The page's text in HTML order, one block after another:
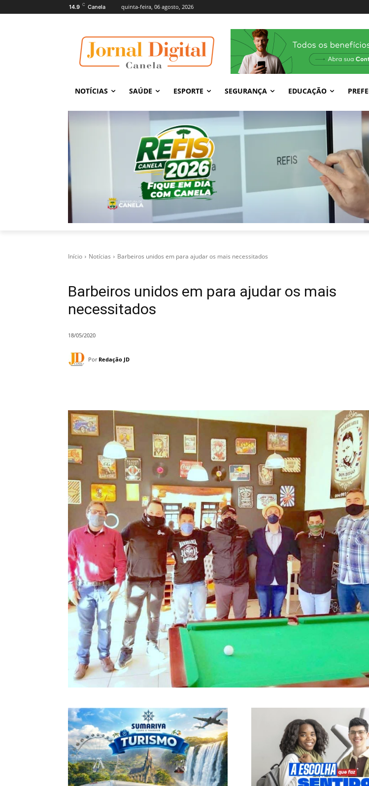
14.9 C Canela quinta-feira, 06 agosto, 2026
NOTÍCIAS SAÚDE ESPORTE SEGURANÇA EDUCAÇÃO
Início Notícias Barbeiros unidos em para ajudar os mais necessitados
Barbeiros unidos em para ajudar os mais
necessitados
18/05/2020
Por Redação JD